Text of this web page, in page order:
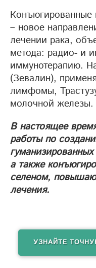
Конъюгированные
– новое
лечении рака,
метода: радио- и
иммунотерапию.
(Зевалин),
лимфомы,
молочной железы.
В настоящее
работы по
а также
селеном,
лечения.
УЗНАЙТЕ